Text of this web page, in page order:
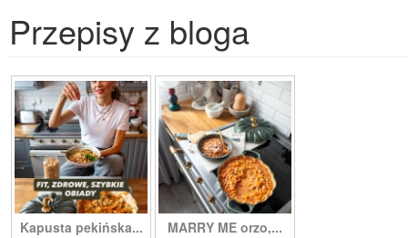
Przepisy z bloga
Kapusta pekińska... MARRY ME orzo,...